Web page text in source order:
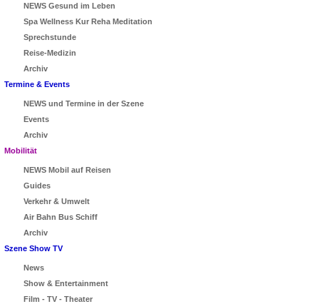
NEWS Gesund im Leben
Spa Wellness Kur Reha Meditation
Sprechstunde
Reise-Medizin
Archiv
Termine & Events
NEWS und Termine in der Szene
Events
Archiv
Mobilität
NEWS Mobil auf Reisen
Guides
Verkehr & Umwelt
Air Bahn Bus Schiff
Archiv
Szene Show TV
News
Show & Entertainment
Film - TV - Theater